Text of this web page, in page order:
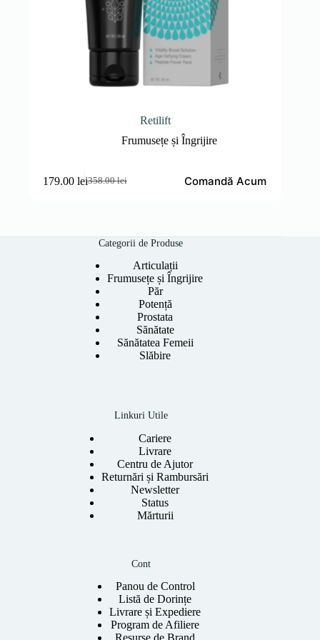
Retilift
Frumusețe și Îngrijire
358.00lei
Prețul
358.00 lei.
179.00 leiPrețul
Comandă Acum
Categorii de Produse
Articulații
Frumusețe și Îngrijire
Păr
Potență
Prostata
Sănătate
Sănătatea Femeii
Slăbire
Linkuri Utile
Cariere
Livrare
Centru de Ajutor
Returnări și Rambursări
Newsletter
Status
Mărturii
Cont
Panou de Control
Listă de Dorințe
Livrare și Expediere
Program de Afiliere
Resurse de Brand